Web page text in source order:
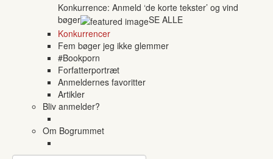
Konkurrence: Anmeld ‘de korte tekster’ og vind
bøger
SE ALLE
Konkurrencer
Fem bøger jeg ikke glemmer
#Bookporn
Forfatterportræt
Anmeldernes favoritter
Artikler
Bliv anmelder?
Om Bogrummet